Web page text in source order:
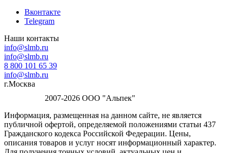
Вконтакте
Telegram
Наши контакты
info@slmb.ru
info@slmb.ru
8 800 101 65 39
info@slmb.ru
г.Москва
2007-2026 ООО "Альпек"
Информация, размещенная на данном сайте, не является
публичной офертой, определяемой положениями статьи 437
Гражданского кодекса Российской Федерации. Цены,
описания товаров и услуг носят информационный характер.